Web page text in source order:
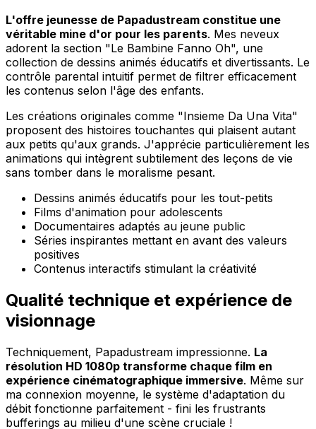
L'offre jeunesse de Papadustream constitue une
véritable mine d'or pour les parents. Mes neveux
adorent la section "Le Bambine Fanno Oh", une
collection de dessins animés éducatifs et divertissants. Le
contrôle parental intuitif permet de filtrer efficacement
les contenus selon l'âge des enfants.
Les créations originales comme "Insieme Da Una Vita"
proposent des histoires touchantes qui plaisent autant
aux petits qu'aux grands. J'apprécie particulièrement les
animations qui intègrent subtilement des leçons de vie
sans tomber dans le moralisme pesant.
Dessins animés éducatifs pour les tout-petits
Films d'animation pour adolescents
Documentaires adaptés au jeune public
Séries inspirantes mettant en avant des valeurs
positives
Contenus interactifs stimulant la créativité
Qualité technique et expérience de
visionnage
Techniquement, Papadustream impressionne. La
résolution HD 1080p transforme chaque film en
expérience cinématographique immersive. Même sur
ma connexion moyenne, le système d'adaptation du
débit fonctionne parfaitement - fini les frustrants
bufferings au milieu d'une scène cruciale !